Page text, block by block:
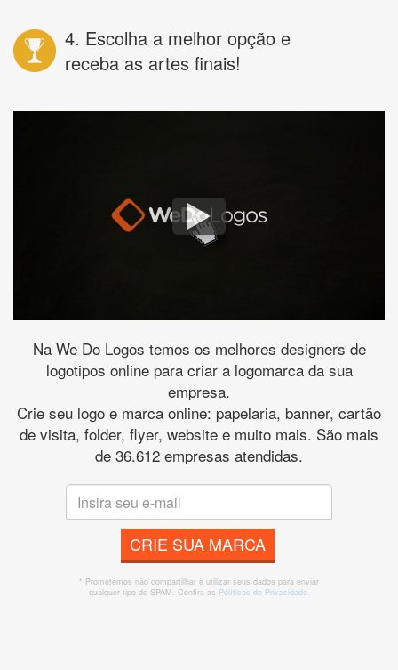
4. Escolha a melhor opção e
receba as artes finais!
Na We Do Logos temos os melhores designers de
logotipos online para criar a logomarca da sua
empresa.
Crie seu logo e marca online: papelaria, banner, cartão
de visita, folder, flyer, website e muito mais. São mais
de 36.612 empresas atendidas.
CRIE SUA MARCA
* Prometemos não compartilhar e utilizar seus dados para enviar
qualquer tipo de SPAM. Confira as Políticas de Privacidade.